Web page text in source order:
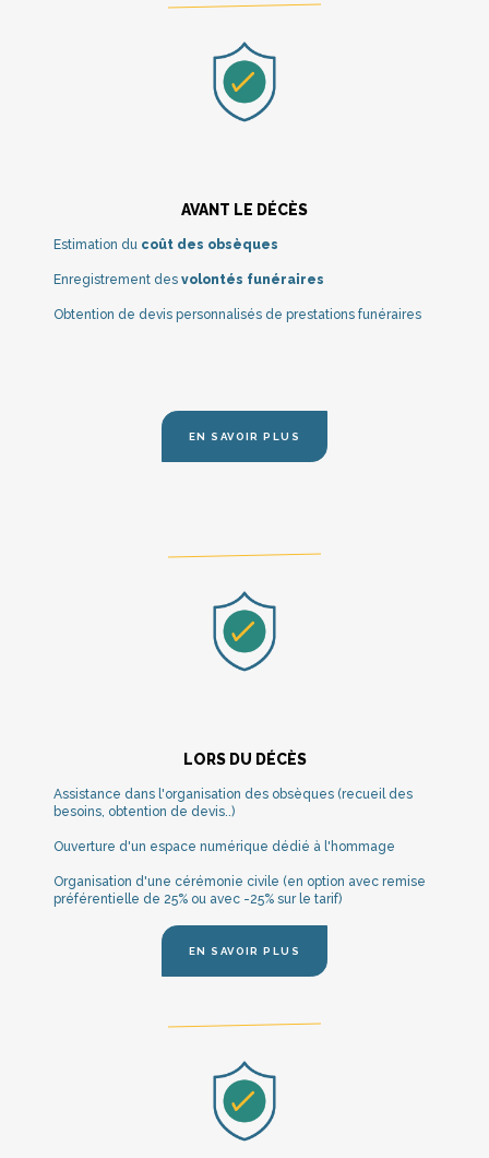
AVANT LE DÉCÈS
Estimation du coût des obsèques
Enregistrement des volontés funéraires
Obtention de devis personnalisés de prestations funéraires
EN SAVOIR PLUS
LORS DU DÉCÈS
Assistance dans l'organisation des obsèques (recueil des
besoins, obtention de devis..)
Ouverture d'un espace numérique dédié à l'hommage
Organisation d'une cérémonie civile (en option avec remise
préférentielle de 25% ou avec -25% sur le tarif)
EN SAVOIR PLUS